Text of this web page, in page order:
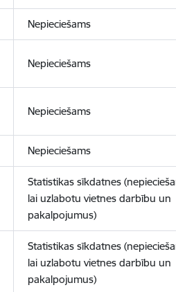
Nepieciešams
Nepieciešams
Nepieciešams
Nepieciešams
Statistikas sīkdatnes
lai uzlabotu vietnes darbību un
pakalpojumus)
Statistikas sīkdatnes
lai uzlabotu vietnes darbību un
pakalpojumus)